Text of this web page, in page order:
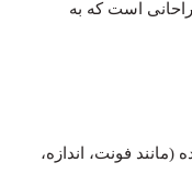
است که به
فونت، اندازه،